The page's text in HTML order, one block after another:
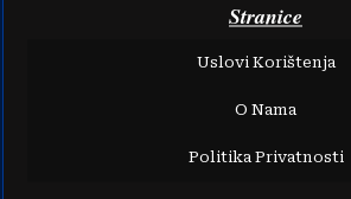
Stranice
Uslovi Korištenja
O Nama
Politika Privatnosti